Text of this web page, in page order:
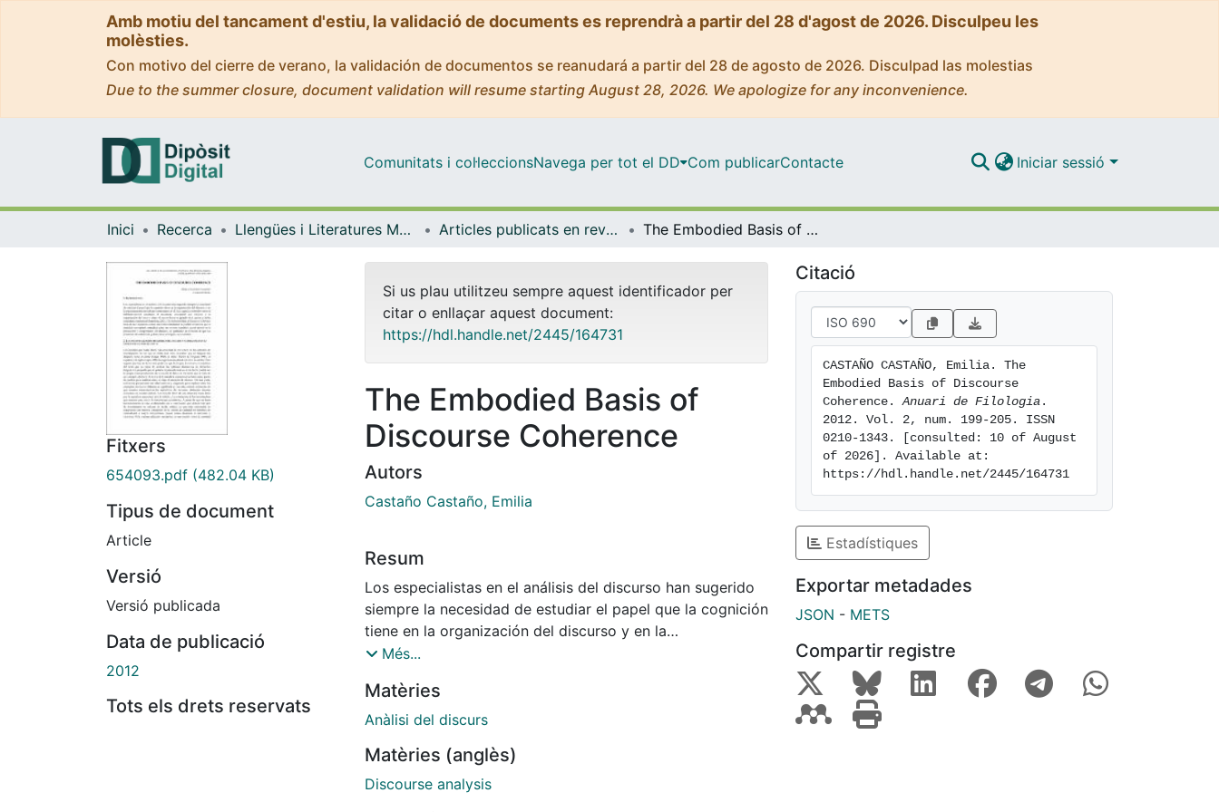
Amb motiu del tancament d'estiu, la validació de documents es reprendrà a partir del 28 d'agost de 2026. Disculpeu les
molèsties.
Con motivo del cierre de verano, la validación de documentos se reanudará a partir del 28 de agosto de 2026. Disculpad las molestias
Due to the summer closure, document validation will resume starting August 28, 2026. We apologize for any inconvenience.
Comunitats i col·leccionsNavega per tot el DD Com publicarContacte Iniciar sessió
Inici Recerca Llengües i Literatures Modernes i Estudis Anglesos Articles publicats en revistes (Llengües i Literatures Modernes i Estudis Anglesos) The Embodied Basis of Discourse Coherence
Fitxers
654093.pdf (482.04 KB)
Tipus de document
Article
Versió
Versió publicada
Data de publicació
2012
Tots els drets reservats
Si us plau utilitzeu sempre aquest identificador per
citar o enllaçar aquest document:
https://hdl.handle.net/2445/164731
The Embodied Basis of
Discourse Coherence
Autors
Castaño Castaño, Emilia
Resum
Los especialistas en el análisis del discurso han sugerido
siempre la necesidad de estudiar el papel que la cognición
tiene en la organización del discurso y en la
representación mental que construimos de él. Esto
andamiaje conceptual que subyace a la organización del
texto y cómo el oyente-lector es guiado en el acceso a
Embodied Basis of Discourse Coherence trata de dar
respuesta a estas cuestiones estudiando la posible
Més...
Matèries
Anàlisi del discurs
Matèries (anglès)
Discourse analysis
Citació
CASTAÑO CASTAÑO, Emilia. The
Embodied Basis of Discourse
Coherence. Anuari de Filologia .
2012. Vol. 2, num. 199-205. ISSN
0210-1343. [consulted: 10 of August
of 2026]. Available at:
https://hdl.handle.net/2445/164731
Estadístiques
Exportar metadades
JSON - METS
Compartir registre